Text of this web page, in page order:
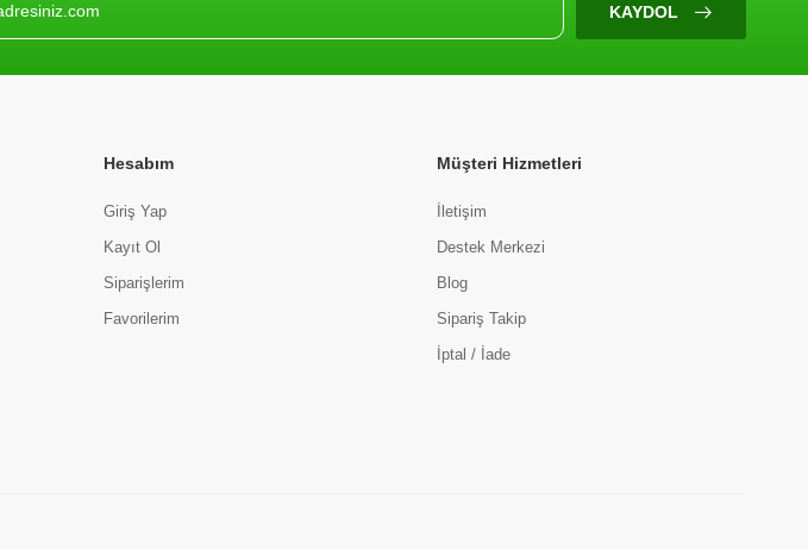
KAYDOL
Hesabım
Giriş Yap
Kayıt Ol
Siparişlerim
Favorilerim
Müşteri Hizmetleri
İletişim
Destek Merkezi
Blog
Sipariş Takip
İptal / İade